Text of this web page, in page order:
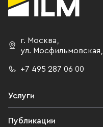
г. Москва,
ул. Мосфильмовская,
+7 495 287 06 00
Услуги
Публикации